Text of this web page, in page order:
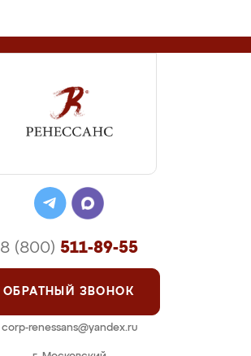
8 (800) 511-89-55
ОБРАТНЫЙ ЗВОНОК
corp-renessans@yandex.ru